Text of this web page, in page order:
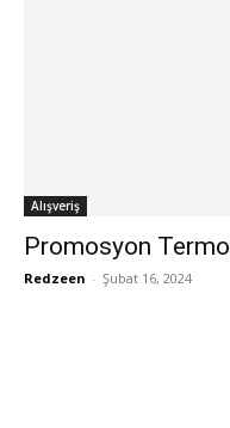
Alışveriş
Promosyon
Redzeen - Şubat 16, 2024